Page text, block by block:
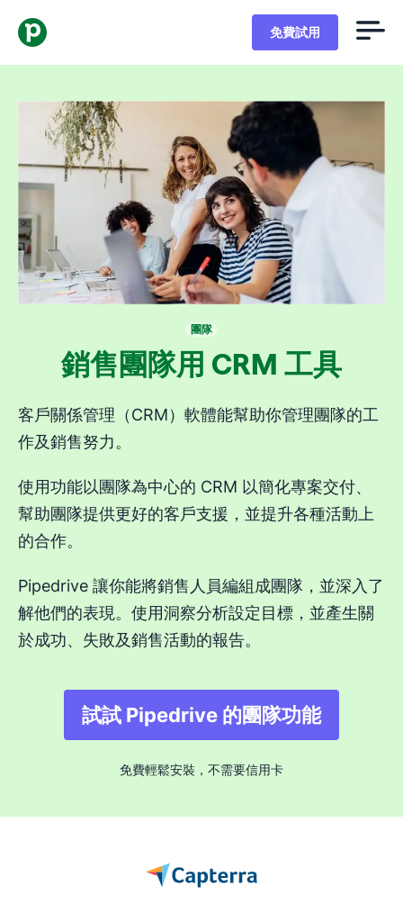
免費試用
團隊
銷售團隊用 CRM 工具
客戶關係管理（CRM）軟體能幫助你管理團隊的工
作及銷售努力。
使用功能以團隊為中心的 CRM 以簡化專案交付、
幫助團隊提供更好的客戶支援，並提升各種活動上
的合作。
Pipedrive 讓你能將銷售人員編組成團隊，並深入了
解他們的表現。使用洞察分析設定目標，並產生關
於成功、失敗及銷售活動的報告。
試試 Pipedrive 的團隊功能
免費輕鬆安裝，不需要信用卡